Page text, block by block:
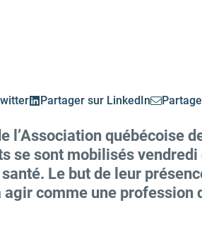
Partager sur LinkedIn
l’Association québécoise
se sont mobilisés
Le but de leur
comme une profession